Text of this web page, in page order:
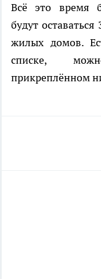
Всё это время
будут
жилых домов.
списке,
прикреплённом